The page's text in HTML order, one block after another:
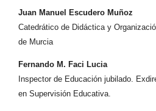
Juan Manuel Escudero Muñoz
Catedrático de Didáctica y
de Murcia
Fernando M. Faci Lucia
Inspector de Educación jubilado.
en Supervisión Educativa.